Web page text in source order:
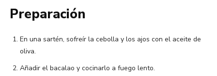
Preparación
En una sartén, sofreír la cebolla y los ajos con el aceite de
oliva.
Añadir el bacalao y cocinarlo a fuego lento.